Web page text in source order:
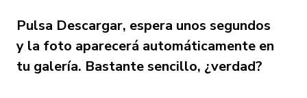
Pulsa Descargar, espera unos segundos
y la foto aparecerá automáticamente en
tu galería. Bastante sencillo, ¿verdad?